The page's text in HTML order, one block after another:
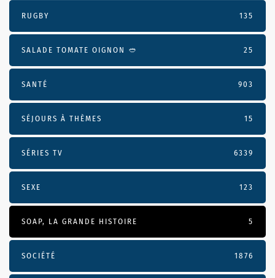
RUGBY 135
SALADE TOMATE OIGNON 🥙 25
SANTÉ 903
SÉJOURS À THÈMES 15
SÉRIES TV 6339
SEXE 123
SOAP, LA GRANDE HISTOIRE 5
SOCIÉTÉ 1876